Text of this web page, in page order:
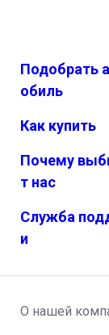
Избранн
Меню
Подобрать
обиль
Как купить
Почему
т нас
Служба
и
О нашей